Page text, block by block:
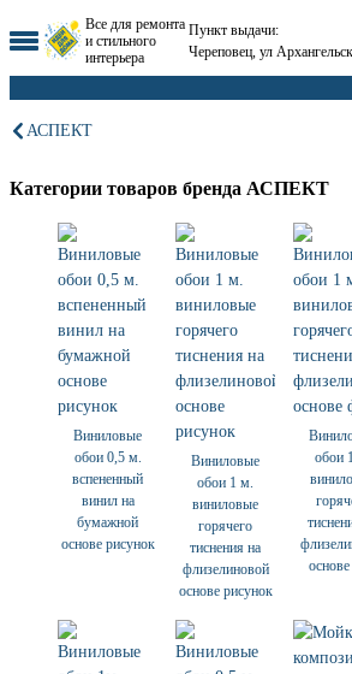
Все для ремонта
и стильного
интерьера
Пункт выдачи:
Череповец, ул
АСПЕКТ
Категории товаров бренда АСПЕКТ
Виниловые
обои 0,5 м.
вспененный
винил на
бумажной
основе рисунок
Виниловые
обои 1 м.
виниловые
горячего
тиснения на
флизелиновой
основе рисунок
обои